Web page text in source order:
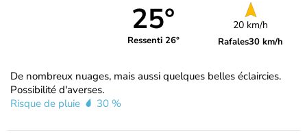
25°
Ressenti 26°
20 km/h
Rafales30 km/h
De nombreux nuages, mais aussi quelques belles éclaircies.
Possibilité d'averses.
Risque de pluie
30 %